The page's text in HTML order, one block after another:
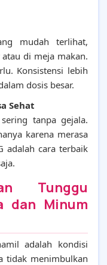
mudah terlihat,
di meja makan.
Konsistensi lebih
dosis besar.
Sehat
tanpa gejala.
karena merasa
adalah cara terbaik
Tunggu
dan Minum
adalah kondisi
tidak menimbulkan